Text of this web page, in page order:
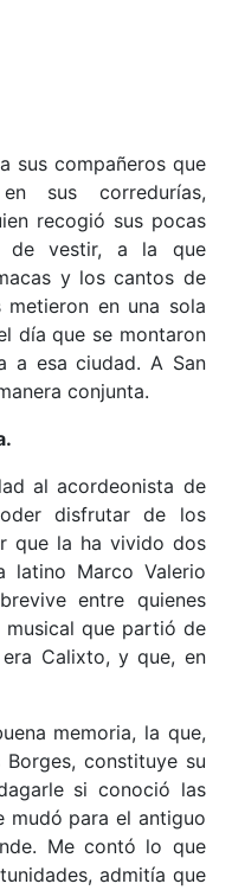
sus compañeros que
sus corredurías,
recogió sus pocas
de vestir, a la que
y los cantos de
en una sola
día que se montaron
a esa ciudad. A San
conjunta.
al acordeonista de
disfrutar de los
que la ha vivido dos
latino Marco Valerio
entre quienes
que partió de
Calixto, y que, en
memoria, la que,
constituye su
si conoció las
mudó para el antiguo
Me contó lo que
admitía que